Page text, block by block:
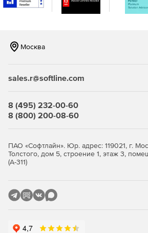
аналитике и аудиту.
Настраиваемые политики
Москва
sales.r@softline.com
8 (495) 232-00-60
8 (800) 200-08-60
ПАО «Софтлайн». Юр. адрес: 119021, г.
Толстого, дом 5, строение 1, этаж 3,
(А-311)